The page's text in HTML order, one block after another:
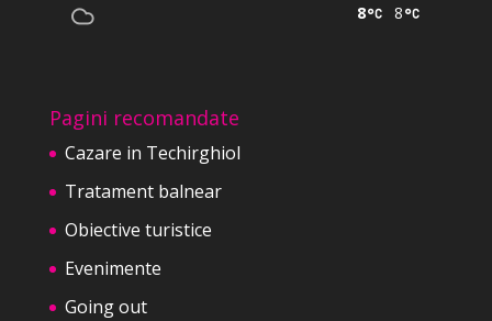
8
8
Pagini recomandate
Cazare in Techirghiol
Tratament balnear
Obiective turistice
Evenimente
Going out